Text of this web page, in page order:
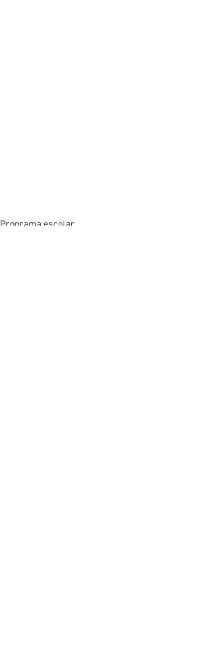
Programa escolar